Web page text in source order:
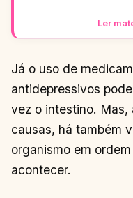
casual
Ler
Já o uso de
antidepressivos
vez o intestino. Mas,
causas, há também
organismo em
acontecer.